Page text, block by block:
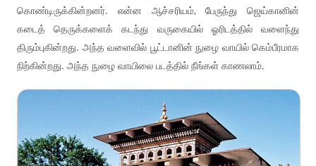
கொண்டிருக்கின்றனர். என்ன ஆச்சரியம், பேருந்து ஜெய்கானின்
கடைத் தெருக்களைக் கடந்து வருகையில் ஓரிடத்தில் வளைந்து
திரும்புகின்றது. அந்த வளைவில் பூட்டானின் நுழை வாயில் கெம்பீரமாக
நிற்கின்றது. அந்த நுழை வாயிலை படத்தில் நீங்கள் காணலாம்.